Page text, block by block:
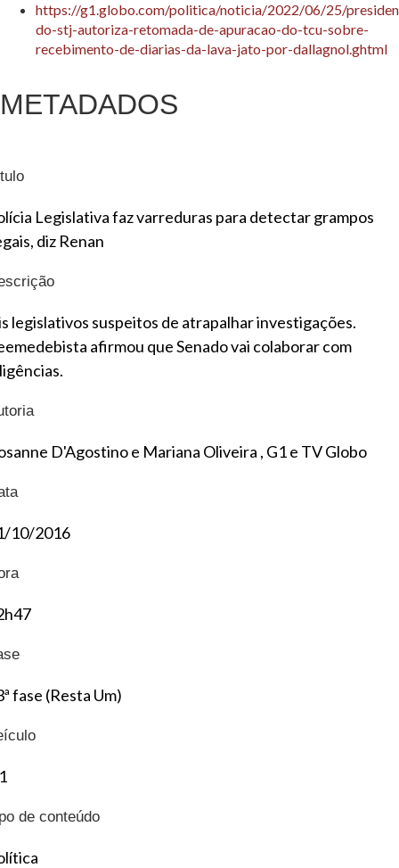
https://g1.globo.com/politica/noticia/2022/06/25/
do-stj-autoriza-retomada-de-apuracao-do-tcu-sobre-
recebimento-de-diarias-da-lava-jato-por-dallagnol.ghtml
METADADOS
Legislativa faz varreduras para detectar grampos
diz Renan
legislativos suspeitos de atrapalhar investigações.
afirmou que Senado vai colaborar com
D'Agostino e Mariana Oliveira , G1 e TV Globo
10/2016
fase (Resta Um)
de conteúdo